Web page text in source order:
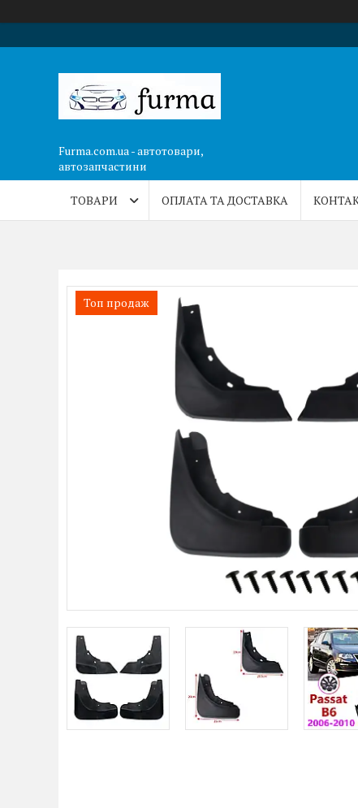
Furma.com.ua - автотовари,
автозапчастини
ТОВАРИ ОПЛАТА ТА ДОСТАВКА
Топ продаж